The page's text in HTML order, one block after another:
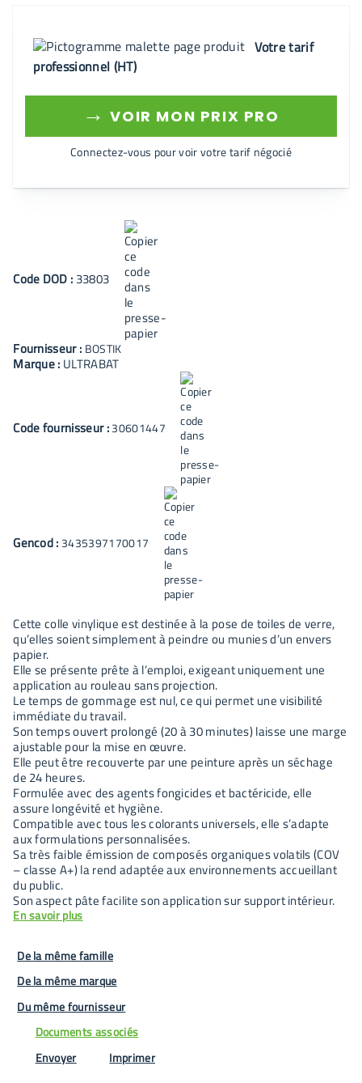
Votre tarif
professionnel (HT)
→ VOIR MON PRIX PRO
Connectez-vous pour voir votre tarif négocié
Code DOD : 33803
Fournisseur : BOSTIK
Marque : ULTRABAT
Code fournisseur :30601447
Gencod : 3435397170017
Cette colle vinylique est destinée à la pose de toiles de verre,
qu’elles soient simplement à peindre ou munies d’un envers
papier.
Elle se présente prête à l’emploi, exigeant uniquement une
application au rouleau sans projection.
Le temps de gommage est nul, ce qui permet une visibilité
immédiate du travail.
Son temps ouvert prolongé (20 à 30 minutes) laisse une marge
ajustable pour la mise en œuvre.
Elle peut être recouverte par une peinture après un séchage
de 24 heures.
Formulée avec des agents fongicides et bactéricide, elle
assure longévité et hygiène.
Compatible avec tous les colorants universels, elle s’adapte
aux formulations personnalisées.
Sa très faible émission de composés organiques volatils (COV
– classe A+) la rend adaptée aux environnements accueillant
du public.
Son aspect pâte facilite son application sur support intérieur.
En savoir plus
De la même famille
De la même marque
Du même fournisseur
Documents associés
Envoyer
Imprimer